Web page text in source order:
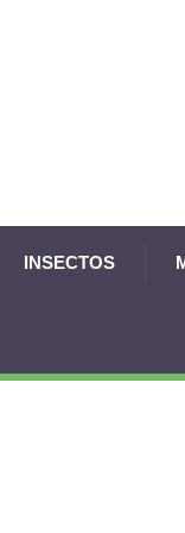
INSECTOS